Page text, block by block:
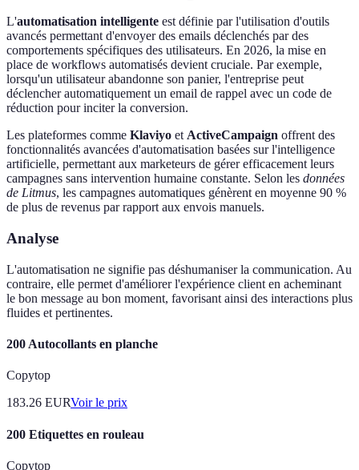
L'automatisation intelligente est définie par l'utilisation d'outils
avancés permettant d'envoyer des emails déclenchés par des
comportements spécifiques des utilisateurs. En 2026, la mise en
place de workflows automatisés devient cruciale. Par exemple,
lorsqu'un utilisateur abandonne son panier, l'entreprise peut
déclencher automatiquement un email de rappel avec un code de
réduction pour inciter la conversion.
Les plateformes comme Klaviyo etActiveCampaign offrent des
fonctionnalités avancées d'automatisation basées sur l'intelligence
artificielle, permettant aux marketeurs de gérer efficacement leurs
campagnes sans intervention humaine constante. Selon les données
de Litmus, les campagnes automatiques génèrent en moyenne 90 %
de plus de revenus par rapport aux envois manuels.
Analyse
L'automatisation ne signifie pas déshumaniser la communication. Au
contraire, elle permet d'améliorer l'expérience client en acheminant
le bon message au bon moment, favorisant ainsi des interactions plus
fluides et pertinentes.
200 Autocollants en planche
Copytop
183.26 EURVoir le prix
200 Etiquettes en rouleau
Copytop